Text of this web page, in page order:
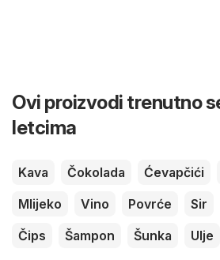
Ovi proizvodi trenutno
letcima
Kava Čokolada Ćevapčići
Mlijeko
Vino Povrće Sir
Čips
Šampon Šunka Ulje